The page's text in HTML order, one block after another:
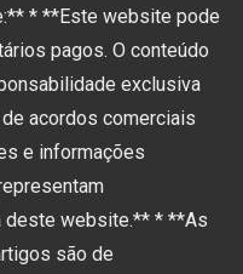
* **Este website pode
pagos. O conteúdo
exclusiva
acordos comerciais
e informações
deste website.** * **As
são de